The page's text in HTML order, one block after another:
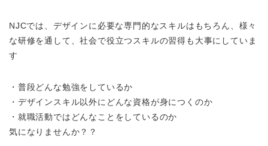
NJCでは、デザインに必要な専門的なスキルはもちろん、様々
な研修を通して、社会で役立つスキルの習得も大事にしていま
す
・普段どんな勉強をしているか
・デザインスキル以外にどんな資格が身につくのか
・就職活動ではどんなことをしているのか
気になりませんか？？